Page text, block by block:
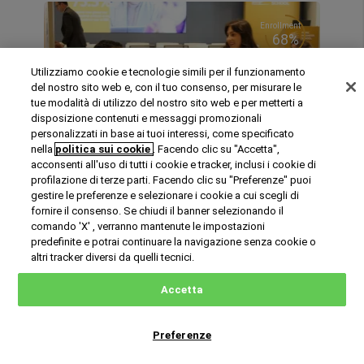
Richiedi informazioni
pratico di 9 ore, dove valuterai le dinamiche
del mercato, la concorrenza e le preferenze
Content Highlights:Panoramica del
settore sanitario e farmaceutico a livello
globale, gestione strategica e governance
del settore sanitario e farmaceutico:
considerazioni di carattere politico e
giuridico. Digitalizzazione ed Innovazione,
tendenze attuali e future nella gestione
della salute. Etica aziendale e CSR nella
gestione del settore farmaceutico e
sanitario.
Business in action:Partecipazione a un
processo simulato di sviluppo di un
farmaco in cui gli studenti attraversano
varie fasi come la ricerca preclinica, gli studi
commercializzazione.
Enrollment
68%
International Online
Inglese Online
Ottobre 2026 28 anni d'età media
International Master Online in Sustainability
and Circular Bioeconomy Management
Business Practice Lab con
Sviluppa un progetto e una
ambientaleper poter accedere ai fondi EU.
Aggiungi valore al tuo curriculum
Utilizziamo cookie e tecnologie simili per il funzionamento
del nostro sito web e, con il tuo consenso, per misurare le
tue modalità di utilizzo del nostro sito web e per metterti a
disposizione contenuti e messaggi promozionali
personalizzati in base ai tuoi interessi, come specificato
nella politica sui cookie . Facendo clic su "Accetta",
acconsenti all'uso di tutti i cookie e tracker, inclusi i cookie di
profilazione di terze parti. Facendo clic su "Preferenze" puoi
gestire le preferenze e selezionare i cookie a cui scegli di
fornire il consenso. Se chiudi il banner selezionando il
comando 'X' , verranno mantenute le impostazioni
predefinite e potrai continuare la navigazione senza cookie o
altri tracker diversi da quelli tecnici.
Preferenze
Accetta